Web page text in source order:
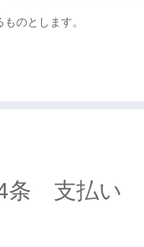
のとします。
条 支払い